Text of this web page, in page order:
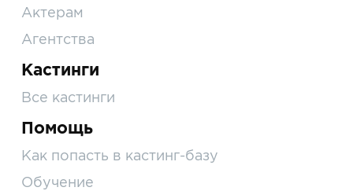
Актерам
Агентства
Кастинги
Все кастинги
Помощь
Как попасть в кастинг-базу
Обучение